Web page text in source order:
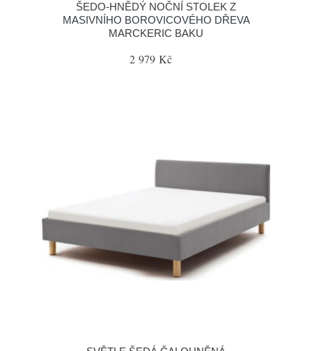
ŠEDO-HNĚDÝ NOČNÍ STOLEK Z
MASIVNÍHO BOROVICOVÉHO DŘEVA
MARCKERIC BAKU
2 979 Kč